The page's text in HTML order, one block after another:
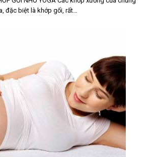
đặc biệt là khớp gối, rất…